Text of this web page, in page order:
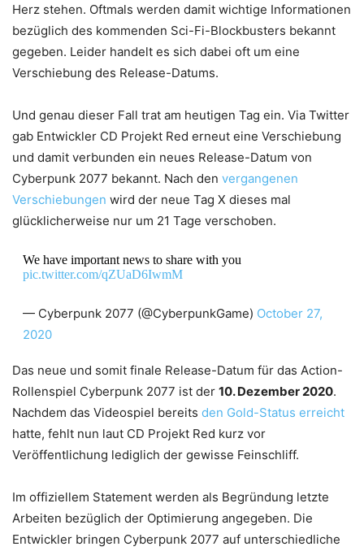
Herz stehen. Oftmals werden damit wichtige Informationen
bezüglich des kommenden Sci-Fi-Blockbusters bekannt
gegeben. Leider handelt es sich dabei oft um eine
Verschiebung des Release-Datums.
Und genau dieser Fall trat am heutigen Tag ein. Via Twitter
gab Entwickler CD Projekt Red erneut eine Verschiebung
und damit verbunden ein neues Release-Datum von
Cyberpunk 2077 bekannt. Nach den vergangenen
Verschiebungen wird der neue Tag X dieses mal
glücklicherweise nur um 21 Tage verschoben.
We have important news to share with you
pic.twitter.com/qZUaD6IwmM
— Cyberpunk 2077 (@CyberpunkGame) October 27,
2020
Das neue und somit finale Release-Datum für das Action-
Rollenspiel Cyberpunk 2077 ist der 10. Dezember 2020.
Nachdem das Videospiel bereits den Gold-Status erreicht
hatte, fehlt nun laut CD Projekt Red kurz vor
Veröffentlichung lediglich der gewisse Feinschliff.
Im offiziellem Statement werden als Begründung letzte
Arbeiten bezüglich der Optimierung angegeben. Die
Entwickler bringen Cyberpunk 2077 auf unterschiedliche